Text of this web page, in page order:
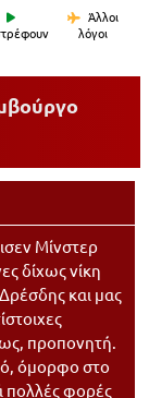
Άλλοι
λόγοι
Μίνστερ
δίχως νίκη
και μας
προπονητή.
όμορφο στο
πολλές φορές